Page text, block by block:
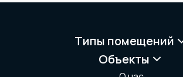
Типы помещений
Объекты